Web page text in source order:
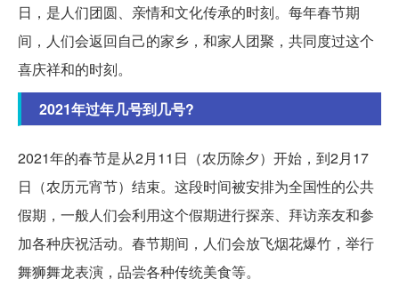
日，是人们团圆、亲情和文化传承的时刻。每年春节期
间，人们会返回自己的家乡，和家人团聚，共同度过这个
喜庆祥和的时刻。
2021年过年几号到几号?
2021年的春节是从2月11日（农历除夕）开始，到2月17
日（农历元宵节）结束。这段时间被安排为全国性的公共
假期，一般人们会利用这个假期进行探亲、拜访亲友和参
加各种庆祝活动。春节期间，人们会放飞烟花爆竹，举行
舞狮舞龙表演，品尝各种传统美食等。